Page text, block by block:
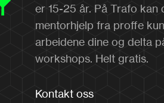
er 15-25 år. På Trafo kan
mentorhjelp fra proffe
arbeidene dine og delta
workshops. Helt gratis.
Kontakt oss